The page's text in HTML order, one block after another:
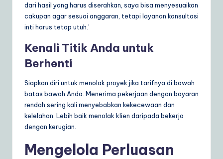
dari hasil yang harus diserahkan, saya bisa menyesuaikan
cakupan agar sesuai anggaran, tetapi layanan konsultasi
inti harus tetap utuh.’
Kenali Titik Anda untuk
Berhenti
Siapkan diri untuk menolak proyek jika tarifnya di bawah
batas bawah Anda. Menerima pekerjaan dengan bayaran
rendah sering kali menyebabkan kekecewaan dan
kelelahan. Lebih baik menolak klien daripada bekerja
dengan kerugian.
Mengelola Perluasan